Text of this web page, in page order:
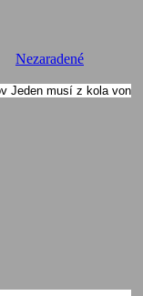
Nezaradené
Jeden musí z kola von